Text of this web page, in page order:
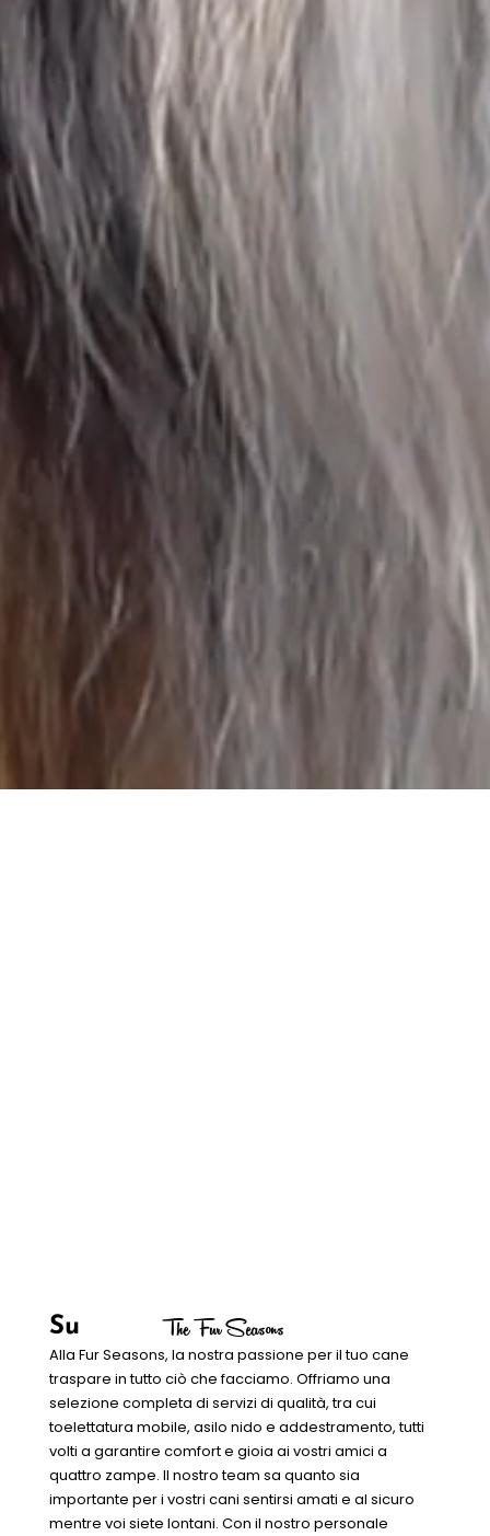
Su The Fur Seasons
Alla Fur Seasons, la nostra passione per il tuo cane
traspare in tutto ciò che facciamo. Offriamo una
selezione completa di servizi di qualità, tra cui
toelettatura mobile, asilo nido e addestramento, tutti
volti a garantire comfort e gioia ai vostri amici a
quattro zampe. Il nostro team sa quanto sia
importante per i vostri cani sentirsi amati e al sicuro
mentre voi siete lontani. Con il nostro personale